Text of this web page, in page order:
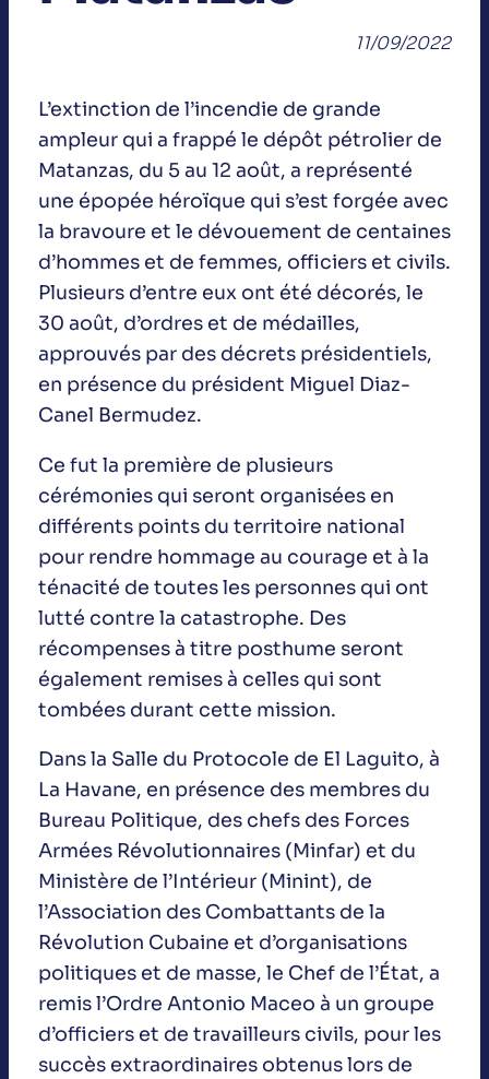
11/09/2022
L’extinction de l’incendie de grande
ampleur qui a frappé le dépôt pétrolier de
Matanzas, du 5 au 12 août, a représenté
une épopée héroïque qui s’est forgée avec
la bravoure et le dévouement de centaines
d’hommes et de femmes, officiers et civils.
Plusieurs d’entre eux ont été décorés, le
30 août, d’ordres et de médailles,
approuvés par des décrets présidentiels,
en présence du président Miguel Diaz-
Canel Bermudez.
Ce fut la première de plusieurs
cérémonies qui seront organisées en
différents points du territoire national
pour rendre hommage au courage et à la
ténacité de toutes les personnes qui ont
lutté contre la catastrophe. Des
récompenses à titre posthume seront
également remises à celles qui sont
tombées durant cette mission.
Dans la Salle du Protocole de El Laguito, à
La Havane, en présence des membres du
Bureau Politique, des chefs des Forces
Armées Révolutionnaires (Minfar) et du
Ministère de l’Intérieur (Minint), de
l’Association des Combattants de la
Révolution Cubaine et d’organisations
politiques et de masse, le Chef de l’État, a
remis l’Ordre Antonio Maceo à un groupe
d’officiers et de travailleurs civils, pour les
succès extraordinaires obtenus lors de